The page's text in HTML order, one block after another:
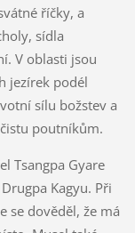
říčky, a
sídla
V oblasti jsou
jezírek podél
sílu božstev a
poutníkům.
Tsangpa Gyare
Kagyu. Při
se dověděl, že má